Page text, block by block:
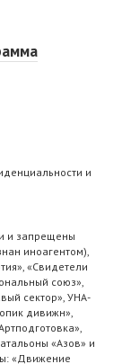
и
и запрещены
иноагентом),
«Свидетели
союз»,
сектор», УНА-
дивижн»,
«Азов» и
«Движение